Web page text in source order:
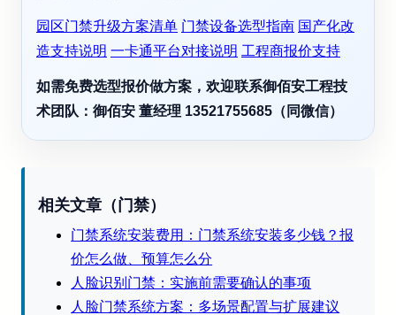
园区门禁升级方案清单 门禁设备选型指南 国产化改
造支持说明 一卡通平台对接说明 工程商报价支持
如需免费选型报价做方案，欢迎联系御佰安工程技
术团队：御佰安 董经理 13521755685（同微信）
相关文章（门禁）
门禁系统安装费用：门禁系统安装多少钱？报
价怎么做、预算怎么分
人脸识别门禁：实施前需要确认的事项
人脸门禁系统方案：多场景配置与扩展建议